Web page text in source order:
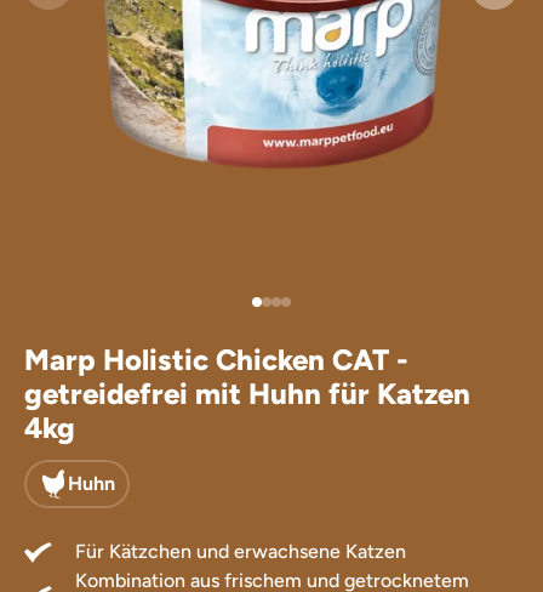
Leckerlis für
Marp Holistic Chicken CAT -
getreidefrei mit Huhn für Katzen
4kg
Huhn
Für Kätzchen und erwachsene Katzen
Kombination aus frischem und getrocknetem